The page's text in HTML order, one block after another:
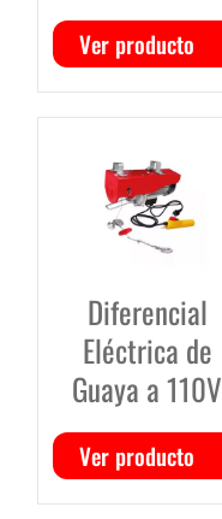
Ver producto
Diferencial
Eléctrica de
Guaya a 110V
Ver producto